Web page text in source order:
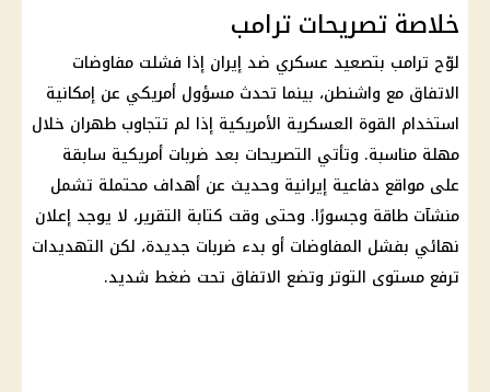
خلاصة تصريحات ترامب
لوّح ترامب بتصعيد عسكري ضد إيران إذا فشلت مفاوضات
الاتفاق مع واشنطن، بينما تحدث مسؤول أمريكي عن إمكانية
استخدام القوة العسكرية الأمريكية إذا لم تتجاوب طهران خلال
مهلة مناسبة. وتأتي التصريحات بعد ضربات أمريكية سابقة
على مواقع دفاعية إيرانية وحديث عن أهداف محتملة تشمل
منشآت طاقة وجسورًا. وحتى وقت كتابة التقرير، لا يوجد إعلان
نهائي بفشل المفاوضات أو بدء ضربات جديدة، لكن التهديدات
ترفع مستوى التوتر وتضع الاتفاق تحت ضغط شديد.